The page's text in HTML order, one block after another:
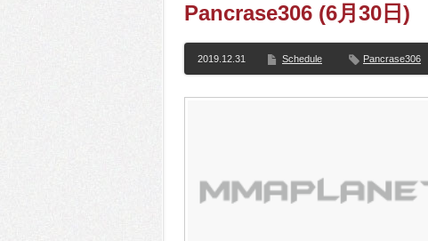
Pancrase306 (6月30日)
2019.12.31 Schedule Pancrase306